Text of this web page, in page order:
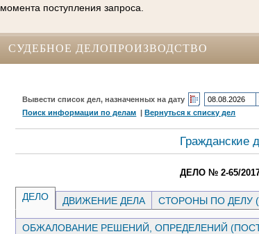
момента поступления запроса.
СУДЕБНОЕ ДЕЛОПРОИЗВОДСТВО
Вывести список дел, назначенных на дату
Поиск информации по делам |Вернуться к списку дел
Гражданские
ДЕЛО № 2-65/2017
ДЕЛО ДВИЖЕНИЕ ДЕЛА СТОРОНЫ ПО ДЕЛУ
ОБЖАЛОВАНИЕ РЕШЕНИЙ, ОПРЕДЕЛЕНИЙ